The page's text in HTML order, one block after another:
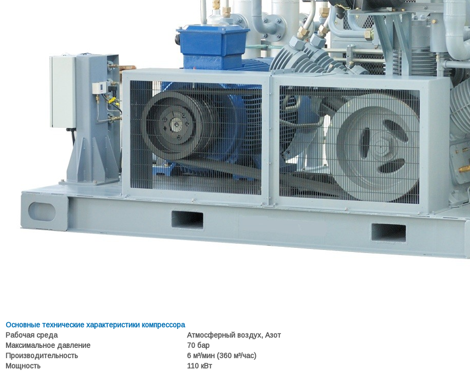
Основные технические характеристики компрессора
Рабочая среда
Атмосферный воздух, Азот
Максимальное давление
70 бар
Производительность
6 м³/мин (360 м³/час)
Мощность
110 кВт